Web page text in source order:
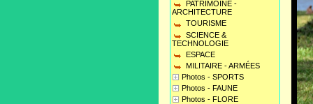
PATRIMOINE -
ARCHITECTURE
TOURISME
SCIENCE &
TECHNOLOGIE
ESPACE
MILITAIRE - ARMÉES
Photos - SPORTS
Photos - FAUNE
Photos - FLORE